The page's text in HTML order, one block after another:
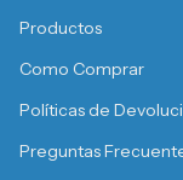
Productos
Como Comprar
Políticas de
Preguntas